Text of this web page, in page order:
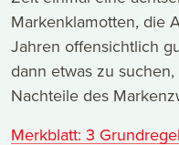
Markenklamotten, die
Jahren offensichtlich
dann etwas zu
Nachteile des
Merkblatt: 3